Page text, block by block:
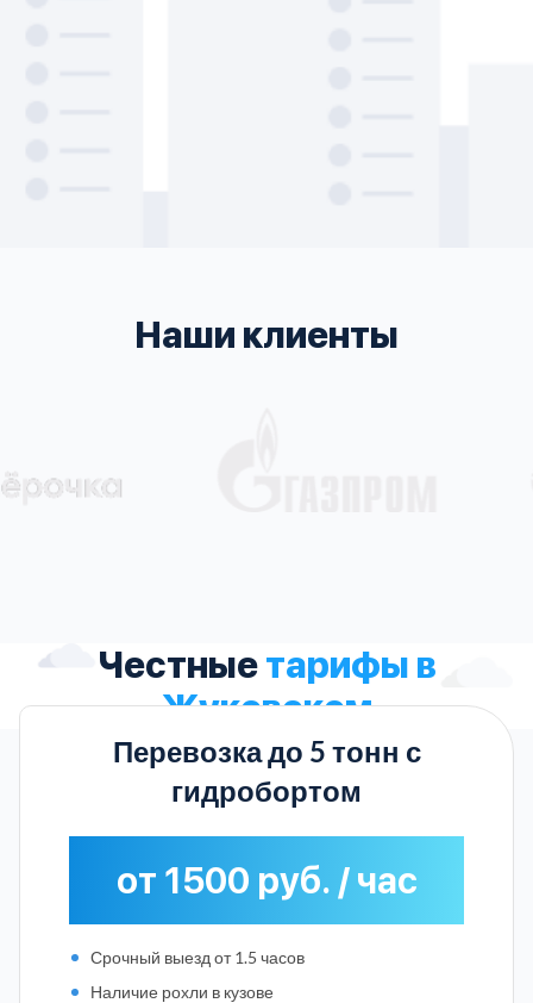
Наши клиенты
Честныетарифы в
Жуковском
Перевозка до 5 тонн с
гидробортом
от 1500 руб. / час
Срочный выезд от 1.5 часов
Наличие рохли в кузове